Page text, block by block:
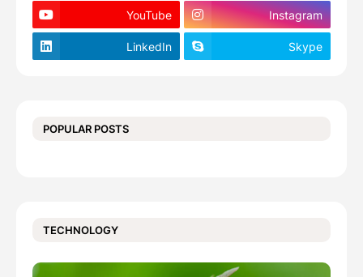
YouTube Instagram
LinkedIn Skype
POPULAR POSTS
TECHNOLOGY